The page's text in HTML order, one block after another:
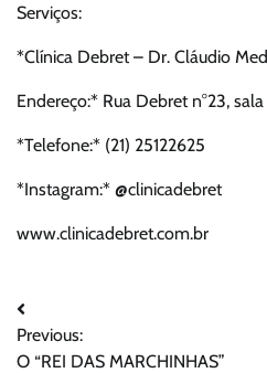
Serviços:
*Clínica Debret – Dr. Cláudio
Endereço:* Rua Debret n°23,
*Telefone:* (21) 25122625
*Instagram:* @clinicadebret
www.clinicadebret.com.br
Navegação
de
Previous:
O “REI DAS MARCHINHAS”